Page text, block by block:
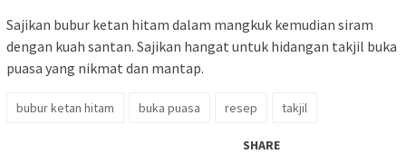
Sajikan bubur ketan hitam dalam mangkuk kemudian siram
dengan kuah santan. Sajikan hangat untuk hidangan takjil buka
puasa yang nikmat dan mantap.
bubur ketan hitam buka puasa resep takjil
SHARE